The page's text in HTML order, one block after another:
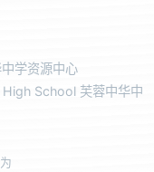
学资源中心
School 芙蓉中华中